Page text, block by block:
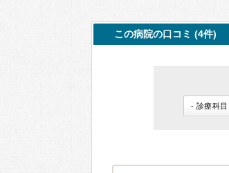
この病院の口コミ (4件)